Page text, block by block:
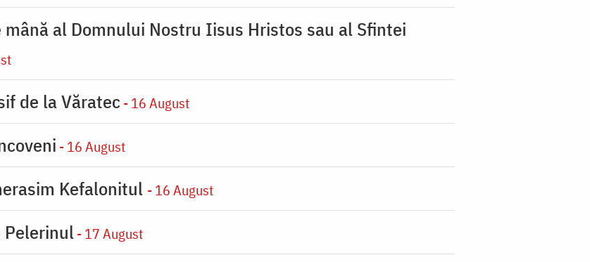
al Domnului Nostru Iisus Hristos sau al Sfintei
de la Văratec - 16 August
- 16 August
Kefalonitul - 16 August
- 17 August